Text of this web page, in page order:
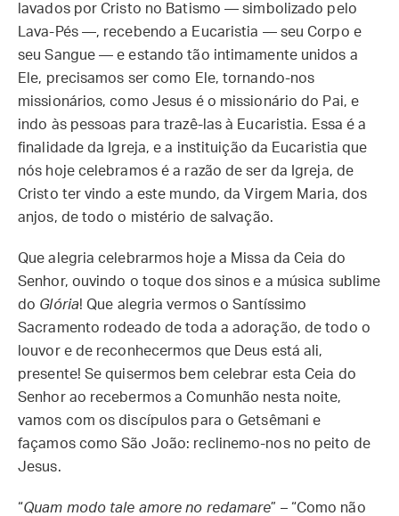
lavados por Cristo no Batismo — simbolizado pelo
Lava-Pés —, recebendo a Eucaristia — seu Corpo e
seu Sangue — e estando tão intimamente unidos a
Ele, precisamos ser como Ele, tornando-nos
missionários, como Jesus é o missionário do Pai, e
indo às pessoas para trazê-las à Eucaristia. Essa é a
finalidade da Igreja, e a instituição da Eucaristia que
nós hoje celebramos é a razão de ser da Igreja, de
Cristo ter vindo a este mundo, da Virgem Maria, dos
anjos, de todo o mistério de salvação.
Que alegria celebrarmos hoje a Missa da Ceia do
Senhor, ouvindo o toque dos sinos e a música sublime
do Glória! Que alegria vermos o Santíssimo
Sacramento rodeado de toda a adoração, de todo o
louvor e de reconhecermos que Deus está ali,
presente! Se quisermos bem celebrar esta Ceia do
Senhor ao recebermos a Comunhão nesta noite,
vamos com os discípulos para o Getsêmani e
façamos como São João: reclinemo-nos no peito de
Jesus.
“Quam modo tale amore no redamare” – “Como não